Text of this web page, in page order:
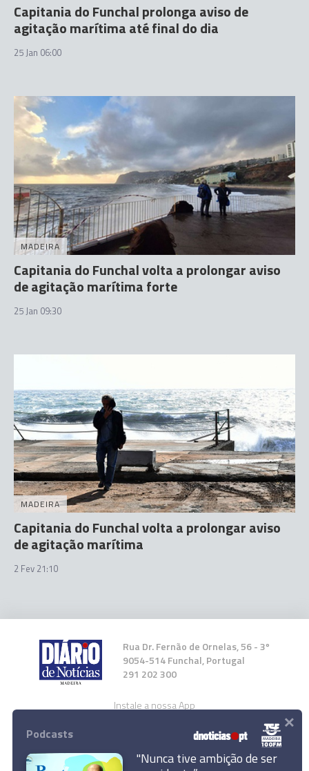
Capitania do Funchal prolonga aviso de
agitação marítima até final do dia
25 Jan 06:00
MADEIRA
Capitania do Funchal volta a prolongar aviso
de agitação marítima forte
25 Jan 09:30
MADEIRA
Capitania do Funchal volta a prolongar aviso
de agitação marítima
2 Fev 21:10
Rua Dr. Fernão de Ornelas, 56 - 3º
9054-514 Funchal, Portugal
291 202 300
Instale a nossa App
Podcasts
"Nunca tive ambição de ser
×